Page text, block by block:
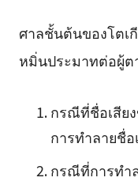
ศาลชั้นต้นของโตเ
หมิ่นประมาทต่อผู้ต
กรณีที่ชื่อเสีย
การทำลายชื่อ
กรณีที่การทำ